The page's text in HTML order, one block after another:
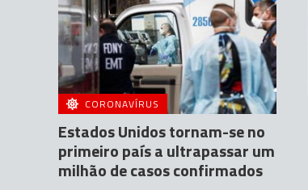
CORONAVÍRUS
Estados Unidos tornam-se no
primeiro país a ultrapassar um
milhão de casos confirmados